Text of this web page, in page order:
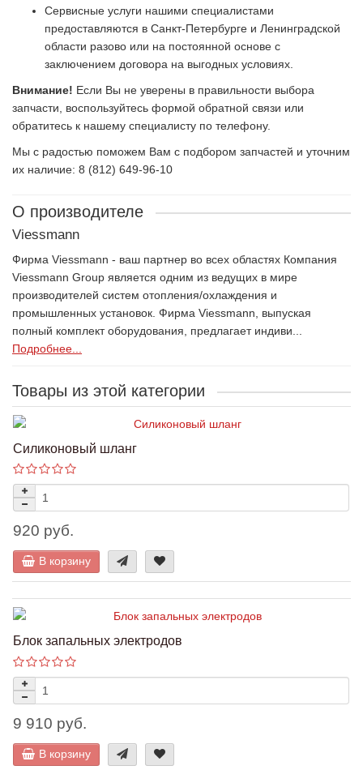
Сервисные услуги нашими специалистами
предоставляются в Санкт-Петербурге и Ленинградской
области разово или на постоянной основе с
заключением договора на выгодных условиях.
Внимание! Если Вы не уверены в правильности выбора
запчасти, воспользуйтесь формой обратной связи или
обратитесь к нашему специалисту по телефону.
Мы с радостью поможем Вам с подбором запчастей и уточним
их наличие: 8 (812) 649-96-10
О производителе
Viessmann
Фирма Viessmann - ваш партнер во всех областях Компания
Viessmann Group является одним из ведущих в мире
производителей систем отопления/охлаждения и
промышленных установок. Фирма Viessmann, выпуская
полный комплект оборудования, предлагает индиви...
Подробнее...
Товары из этой категории
Силиконовый шланг
920 руб.
В корзину
Блок запальных электродов
9 910 руб.
В корзину